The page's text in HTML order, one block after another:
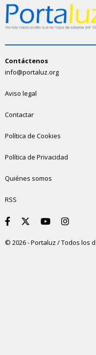
Contáctenos
info@portaluz.org
Aviso legal
Contactar
Política de Cookies
Política de Privacidad
Quiénes somos
RSS
© 2026 - Portaluz / Todos los